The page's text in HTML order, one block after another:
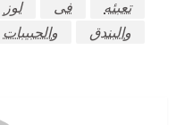
تعبئه
فى لوز
والبندق
والحبيبات